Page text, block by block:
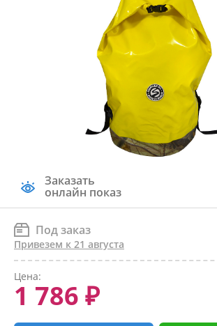
Заказать
онлайн показ
Под заказ
Привезем к 21 августа
Цена:
1 786 ₽